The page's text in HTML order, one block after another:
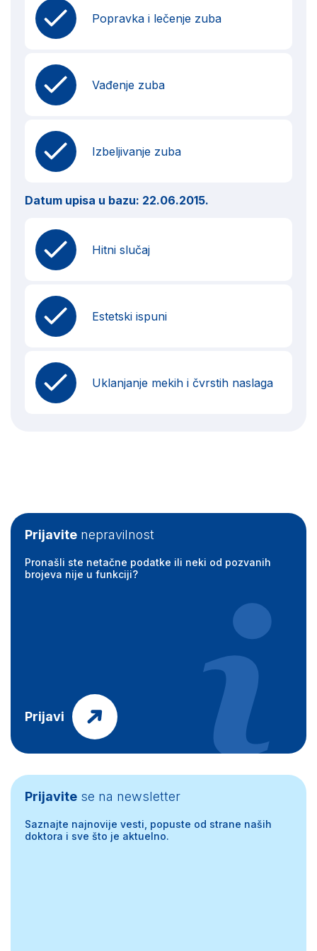
Popravka i lečenje zuba
Vađenje zuba
Izbeljivanje zuba
Datum upisa u bazu: 22.06.2015.
Hitni slučaj
Estetski ispuni
Uklanjanje mekih i čvrstih naslaga
Prijavite nepravilnost
Pronašli ste netačne podatke ili neki od pozvanih
brojeva nije u funkciji?
Prijavi
Prijavite se na newsletter
Saznajte najnovije vesti, popuste od strane naših
doktora i sve što je aktuelno.